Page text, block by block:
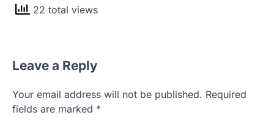
22 total views
Leave a Reply
Your email address will not be published. Required
fields are marked *